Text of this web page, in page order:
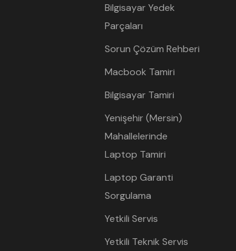
Bilgisayar Yedek
Parçaları
Sorun Çözüm Rehberi
Macbook Tamiri
Bilgisayar Tamiri
Yenişehir (Mersin)
Mahallelerinde
Laptop Tamiri
Laptop Garanti
Sorgulama
Yetkili Servis
Yetkili Teknik Servis